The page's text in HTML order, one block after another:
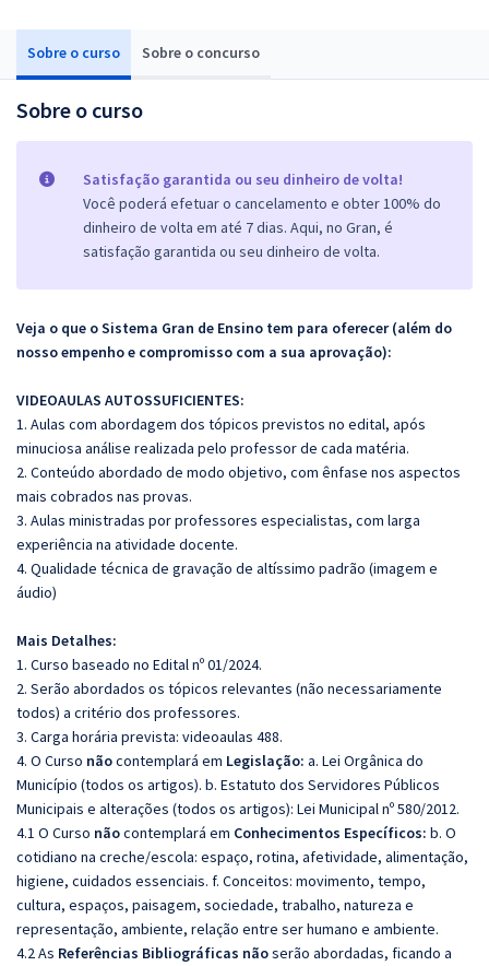
Sobre o curso Sobre o concurso
Sobre o curso
Satisfação garantida ou seu dinheiro de volta!
Você poderá efetuar o cancelamento e obter 100% do
dinheiro de volta em até 7 dias. Aqui, no Gran, é
satisfação garantida ou seu dinheiro de volta.
Veja o que o Sistema Gran de Ensino tem para oferecer (além do
nosso empenho e compromisso com a sua aprovação):
VIDEOAULAS AUTOSSUFICIENTES:
1. Aulas com abordagem dos tópicos previstos no edital, após
minuciosa análise realizada pelo professor de cada matéria.
2. Conteúdo abordado de modo objetivo, com ênfase nos aspectos
mais cobrados nas provas.
3. Aulas ministradas por professores especialistas, com larga
experiência na atividade docente.
4. Qualidade técnica de gravação de altíssimo padrão (imagem e
áudio)
Mais Detalhes:
1. Curso baseado no Edital nº 01/2024.
2. Serão abordados os tópicos relevantes (não necessariamente
todos) a critério dos professores.
3. Carga horária prevista: videoaulas 488.
4. O Curso nãocontemplará em Legislação: a. Lei Orgânica do
Município (todos os artigos). b. Estatuto dos Servidores Públicos
Municipais e alterações (todos os artigos): Lei Municipal nº 580/2012.
4.1 O Curso nãocontemplará em Conhecimentos Específicos: b. O
cotidiano na creche/escola: espaço, rotina, afetividade, alimentação,
higiene, cuidados essenciais. f. Conceitos: movimento, tempo,
cultura, espaços, paisagem, sociedade, trabalho, natureza e
representação, ambiente, relação entre ser humano e ambiente.
4.2 As Referências Bibliográficas nãoserão abordadas, ficando a